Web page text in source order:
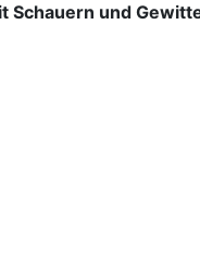
Schauern und